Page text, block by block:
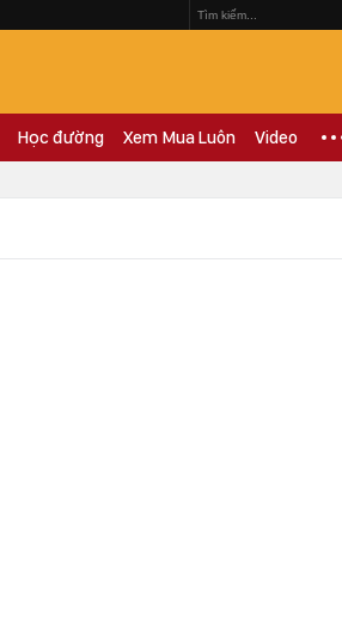
Học đường Xem Mua Luôn Video